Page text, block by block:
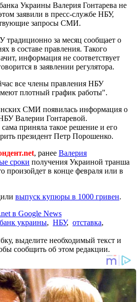
Украины Валерия Гонтарева не
заявили в пресс-службе НБУ,
запросы СМИ.
традиционно за месяц сообщает о
в составе правления. Такого
информация не соответствует
в заявлении регулятора.
все члены правления НБУ
плотный график работы".
СМИ появилась информация о
Валерии Гонтаревой.
приняла такое решение и его
президент Петр Порошенко.
, ранее Валерия
сроки получения Украиной транша
в конце февраля или в
выпуск купюры в 1000 гривен.
в Google News
украины, НБУ, отставка,
выделите необходимый текст и
сообщить об этом редакции.